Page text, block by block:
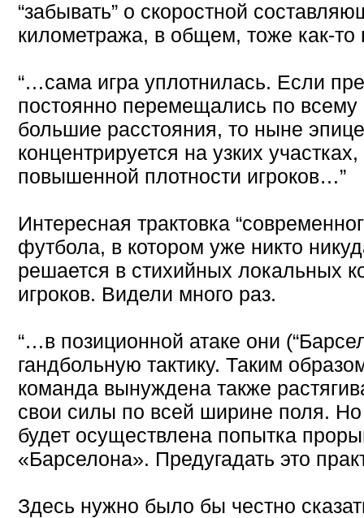
“забывать” о скоростной
километража, в общем, тоже как-то
“…сама игра уплотнилась. Если
постоянно перемещались по
большие расстояния, то ныне
концентрируется на узких
повышенной плотности игроков…”
Интересная трактовка
футбола, в котором уже никто
решается в стихийных локальных
игроков. Видели много раз.
“…в позиционной атаке они
гандбольную тактику. Таким
команда вынуждена также
свои силы по всей ширине поля. Но
будет осуществлена попытка
«Барселона». Предугадать это
Здесь нужно было бы честно